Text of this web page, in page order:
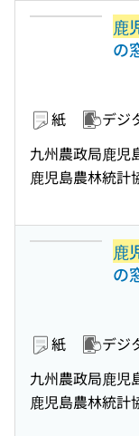
鹿
の
紙 デジ
九州農政局鹿児
鹿児島農林統計
鹿
の
紙 デジ
九州農政局鹿児
鹿児島農林統計